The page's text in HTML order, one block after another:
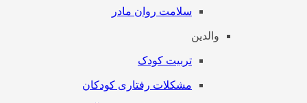
سلامت روان مادر
والدین
تربیت کودک
مشکلات رفتاری کودکان